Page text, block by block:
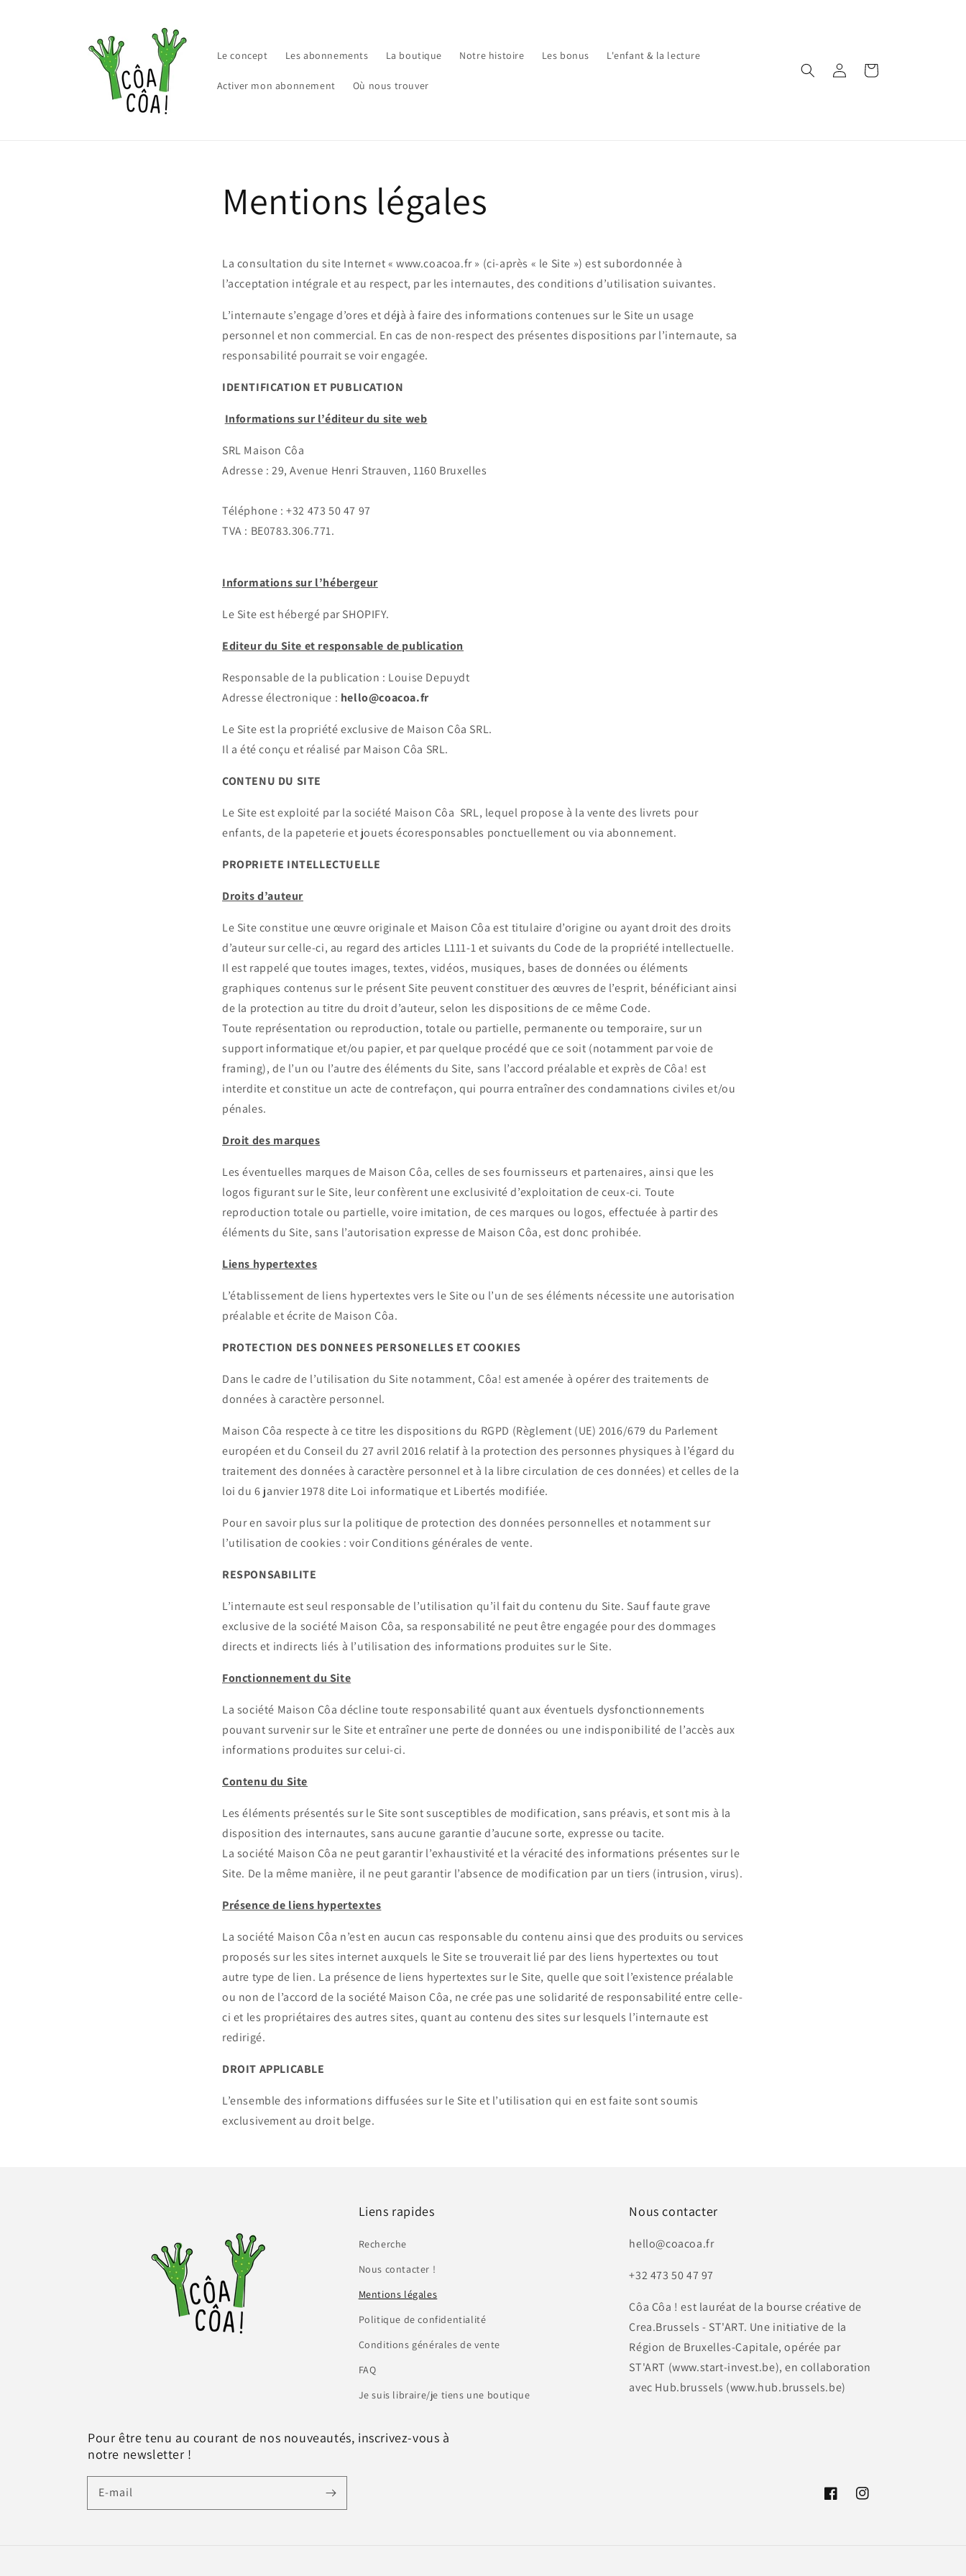
Le concept Les abonnements La boutique Notre histoire Les bonus L'enfant & la lecture
Activer mon abonnement Où nous trouver
Connexion Panier
Mentions légales
La consultation du site Internet « www.coacoa.fr » (ci-après « le Site ») est subordonnée à
l’acceptation intégrale et au respect, par les internautes, des conditions d’utilisation suivantes.
L’internaute s’engage d’ores et déjà à faire des informations contenues sur le Site un usage
personnel et non commercial. En cas de non-respect des présentes dispositions par l’internaute, sa
responsabilité pourrait se voir engagée.
IDENTIFICATION ET PUBLICATION
Informations sur l’éditeur du site web
SRL Maison Côa
Adresse : 29, Avenue Henri Strauven, 1160 Bruxelles
Téléphone : +32 473 50 47 97
TVA : BE0783.306.771.
Informations sur l’hébergeur
Le Site est hébergé par SHOPIFY.
Editeur du Site et responsable de publication
Responsable de la publication : Louise Depuydt
Adresse électronique : hello@coacoa.fr
Le Site est la propriété exclusive de Maison Côa SRL.
Il a été conçu et réalisé par Maison Côa SRL.
CONTENU DU SITE
Le Site est exploité par la société Maison Côa SRL, lequel propose à la vente des livrets pour
enfants, de la papeterie et jouets écoresponsables ponctuellement ou via abonnement.
PROPRIETE INTELLECTUELLE
Droits d’auteur
Le Site constitue une œuvre originale et Maison Côa est titulaire d’origine ou ayant droit des droits
d’auteur sur celle-ci, au regard des articles L111-1 et suivants du Code de la propriété intellectuelle.
Il est rappelé que toutes images, textes, vidéos, musiques, bases de données ou éléments
graphiques contenus sur le présent Site peuvent constituer des œuvres de l’esprit, bénéficiant ainsi
de la protection au titre du droit d’auteur, selon les dispositions de ce même Code.
Toute représentation ou reproduction, totale ou partielle, permanente ou temporaire, sur un
support informatique et/ou papier, et par quelque procédé que ce soit (notamment par voie de
framing), de l’un ou l’autre des éléments du Site, sans l’accord préalable et exprès de Côa! est
interdite et constitue un acte de contrefaçon, qui pourra entraîner des condamnations civiles et/ou
pénales.
Droit des marques
Les éventuelles marques de Maison Côa, celles de ses fournisseurs et partenaires, ainsi que les
logos figurant sur le Site, leur confèrent une exclusivité d’exploitation de ceux-ci. Toute
reproduction totale ou partielle, voire imitation, de ces marques ou logos, effectuée à partir des
éléments du Site, sans l’autorisation expresse de Maison Côa, est donc prohibée.
Liens hypertextes
L’établissement de liens hypertextes vers le Site ou l’un de ses éléments nécessite une autorisation
préalable et écrite de Maison Côa.
PROTECTION DES DONNEES PERSONELLES ET COOKIES
Dans le cadre de l’utilisation du Site notamment,Côa!est amenée à opérer des traitements de
données à caractère personnel.
Maison Côa respecte à ce titre les dispositions du RGPD (Règlement (UE) 2016/679 du Parlement
européen et du Conseil du 27 avril 2016 relatif à la protection des personnes physiques à l’égard du
traitement des données à caractère personnel et à la libre circulation de ces données) et celles de la
loi du 6 janvier 1978 dite Loi informatique et Libertés modifiée.
Pour en savoir plus sur la politique de protection des données personnelles et notamment sur
l’utilisation de cookies : voir Conditions générales de vente.
RESPONSABILITE
L’internaute est seul responsable de l’utilisation qu’il fait du contenu du Site. Sauf faute grave
exclusive de la société Maison Côa, sa responsabilité ne peut être engagée pour des dommages
directs et indirects liés à l’utilisation des informations produites sur le Site.
Fonctionnement du Site
La société Maison Côa décline toute responsabilité quant aux éventuels dysfonctionnements
pouvant survenir sur le Site et entraîner une perte de données ou une indisponibilité de l’accès aux
informations produites sur celui-ci.
Contenu du Site
Les éléments présentés sur le Site sont susceptibles de modification, sans préavis, et sont mis à la
disposition des internautes, sans aucune garantie d’aucune sorte, expresse ou tacite.
La société Maison Côa ne peut garantir l’exhaustivité et la véracité des informations présentes sur le
Site. De la même manière, il ne peut garantir l’absence de modification par un tiers (intrusion, virus).
Présence de liens hypertextes
La société Maison Côa n’est en aucun cas responsable du contenu ainsi que des produits ou services
proposés sur les sites internet auxquels le Site se trouverait lié par des liens hypertextes ou tout
autre type de lien. La présence de liens hypertextes sur le Site, quelle que soit l’existence préalable
ou non de l’accord de la société MaisonCôa, ne crée pas une solidarité de responsabilité entre celle-
ci et les propriétaires des autres sites, quant au contenu des sites sur lesquels l’internaute est
redirigé.
DROIT APPLICABLE
L’ensemble des informations diffusées sur le Site et l’utilisation qui en est faite sont soumis
exclusivement au droit belge.
Liens rapides
Recherche
Nous contacter !
Mentions légales
Politique de confidentialité
Conditions générales de vente
FAQ
Je suis libraire/je tiens une boutique
Nous contacter
hello@coacoa.fr
+32 473 50 47 97
Côa Côa ! est lauréat de la bourse créative de
Crea.Brussels - ST'ART. Une initiative de la
Région de Bruxelles-Capitale, opérée par
ST'ART (www.start-invest.be), en collaboration
avec Hub.brussels (www.hub.brussels.be)
Pour être tenu au courant de nos nouveautés, inscrivez-vous à
notre newsletter !
E-mail
FacebookInstagram